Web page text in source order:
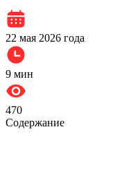
22 мая 2026 года
9 мин
470
Содержание